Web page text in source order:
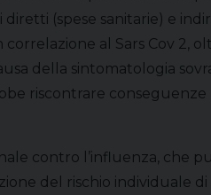
(spese sanitarie) e
al Sars Cov
della sintomatologia
riscontrare
contro l’influenza, che
del rischio individuale